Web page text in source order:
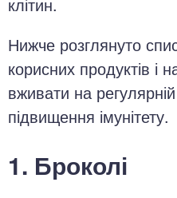
Нижче розглянуто
корисних продуктів і
вживати на
підвищення імунітету.
1. Броколі